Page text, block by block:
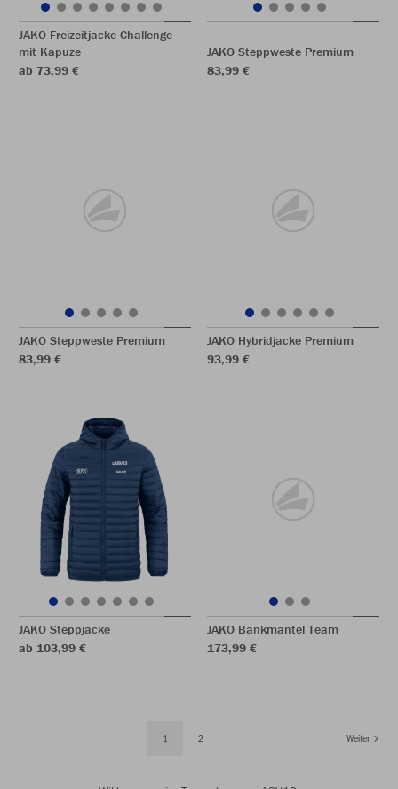
JAKO Freizeitjacke Challenge
mit Kapuze
ab 73,99 €
JAKO Steppweste Premium
83,99 €
JAKO Steppweste Premium
83,99 €
JAKO Hybridjacke Premium
93,99 €
JAKO Steppjacke
ab 103,99 €
JAKO Bankmantel Team
173,99 €
1 2 Weiter